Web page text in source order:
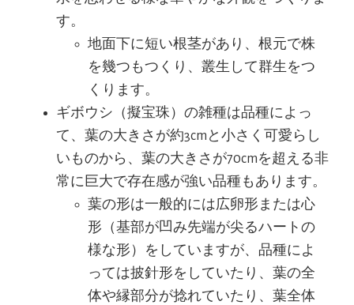
す。
地面下に短い根茎があり、根元で株
を幾つもつくり、叢生して群生をつ
くります。
ギボウシ（擬宝珠）の雑種は品種によっ
て、葉の大きさが約3cmと小さく可愛らし
いものから、葉の大きさが70cmを超える非
常に巨大で存在感が強い品種もあります。
葉の形は一般的には広卵形または心
形（基部が凹み先端が尖るハートの
様な形）をしていますが、品種によ
っては披針形をしていたり、葉の全
体や縁部分が捻れていたり、葉全体